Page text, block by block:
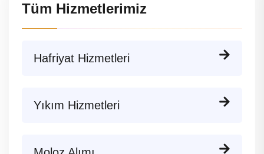
Tüm Hizmetlerimiz
Hafriyat Hizmetleri
Yıkım Hizmetleri